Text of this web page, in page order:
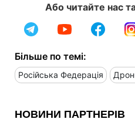
Або читайте нас
Більше по темі:
Російська Федерація